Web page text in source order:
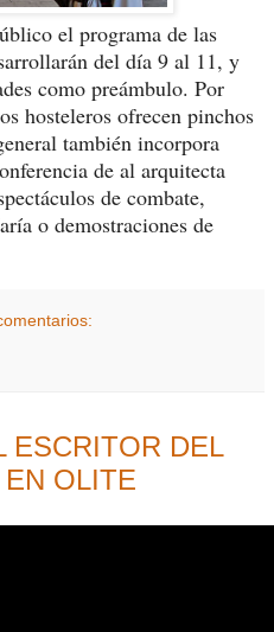
el programa de las
del día 9 al 11, y
como preámbulo. Por
hosteleros ofrecen pinchos
también incorpora
de al arquitecta
de combate,
o demostraciones de
ESCRITOR DEL
OLITE